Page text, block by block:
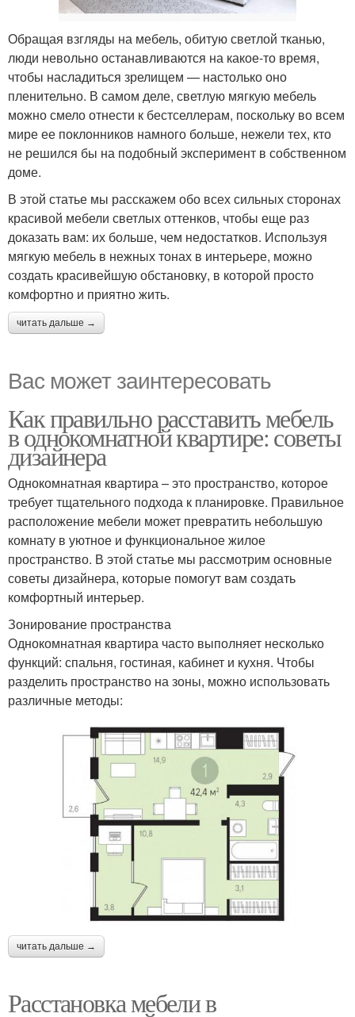
Обращая взгляды на мебель, обитую светлой тканью,
люди невольно останавливаются на какое-то время,
чтобы насладиться зрелищем — настолько оно
пленительно. В самом деле, светлую мягкую мебель
можно смело отнести к бестселлерам, поскольку во всем
мире ее поклонников намного больше, нежели тех, кто
не решился бы на подобный эксперимент в собственном
доме.
В этой статье мы расскажем обо всех сильных сторонах
красивой мебели светлых оттенков, чтобы еще раз
доказать вам: их больше, чем недостатков. Используя
мягкую мебель в нежных тонах в интерьере, можно
создать красивейшую обстановку, в которой просто
комфортно и приятно жить.
читать дальше →
Вас может заинтересовать
Как правильно расставить мебель
в однокомнатной квартире: советы
дизайнера
Однокомнатная квартира – это пространство, которое
требует тщательного подхода к планировке. Правильное
расположение мебели может превратить небольшую
комнату в уютное и функциональное жилое
пространство. В этой статье мы рассмотрим основные
советы дизайнера, которые помогут вам создать
комфортный интерьер.
Зонирование пространства
Однокомнатная квартира часто выполняет несколько
функций: спальня, гостиная, кабинет и кухня. Чтобы
разделить пространство на зоны, можно использовать
различные методы:
читать дальше →
Расстановка мебели в